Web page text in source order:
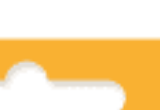
São Paulo